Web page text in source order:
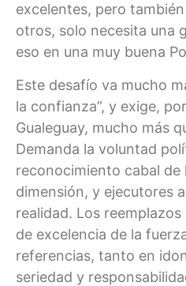
excelentes, pero
otros, solo necesita una
eso en una muy buena
Este desafío va mucho
la confianza”, y exige,
Gualeguay, mucho más
Demanda la voluntad
reconocimiento cabal de
dimensión, y ejecutores
realidad. Los
de excelencia de la
referencias, tanto en
seriedad y